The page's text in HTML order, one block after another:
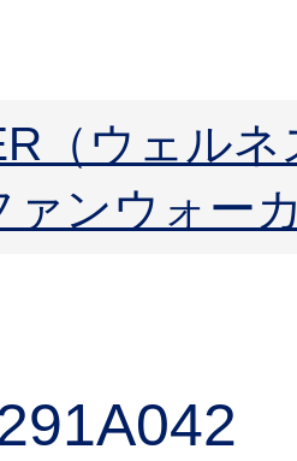
（ウェルネ
ンウォーカ